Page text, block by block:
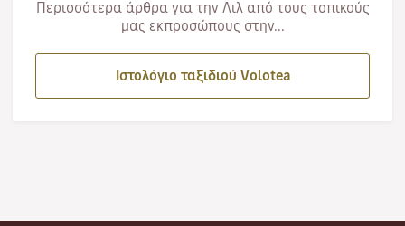
Περισσότερα άρθρα για την Λιλ από τους τοπικούς
μας εκπροσώπους στην...
Ιστολόγιο ταξιδιού Volotea